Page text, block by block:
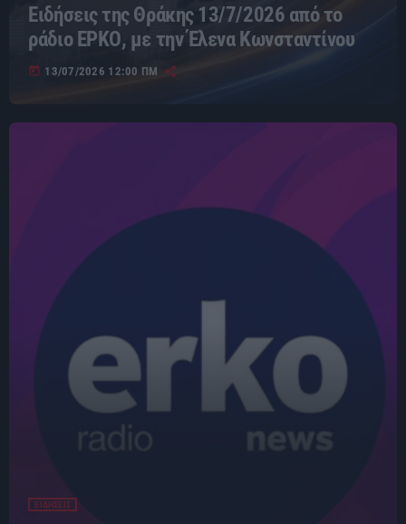
Ειδήσεις της Θράκης 13/7/2026 από το
ράδιο ΕΡΚΟ, με την Έλενα Κωνσταντίνου
today 13/07/2026 12:00 ΠΜ
ΕΙΔΗΣΕΙΣ